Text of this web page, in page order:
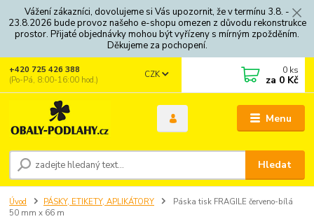
Vážení zákazníci, dovolujeme si Vás upozornit, že v termínu 3.8. -
23.8.2026 bude provoz našeho e-shopu omezen z důvodu rekonstrukce
prostor. Přijaté objednávky mohou být vyřízeny s mírným zpožděním.
Děkujeme za pochopení.
Menu
CZK
Hledat
+420 725 426 388
(Po-Pá, 8:00-16:00 hod.)
0 ks
za 0 Kč
Úvod PÁSKY, ETIKETY, APLIKÁTORY
Páska tisk FRAGILE červeno-bílá
50 mm x 66 m